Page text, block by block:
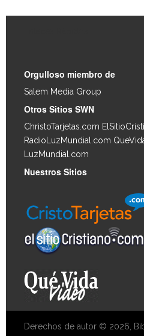
Orgulloso miembro de
Salem Media Group
Otros Sitios SWN
ChristoTarjetas.com
RadioLuzMundial.com
LuzMundial.com
Nuestros Sitios
Derechos de autor © 2026,